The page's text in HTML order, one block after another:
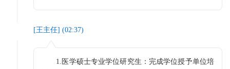
[王主任] (02:37)
1.医学硕士专业学位研究生：完成学位授予单位培